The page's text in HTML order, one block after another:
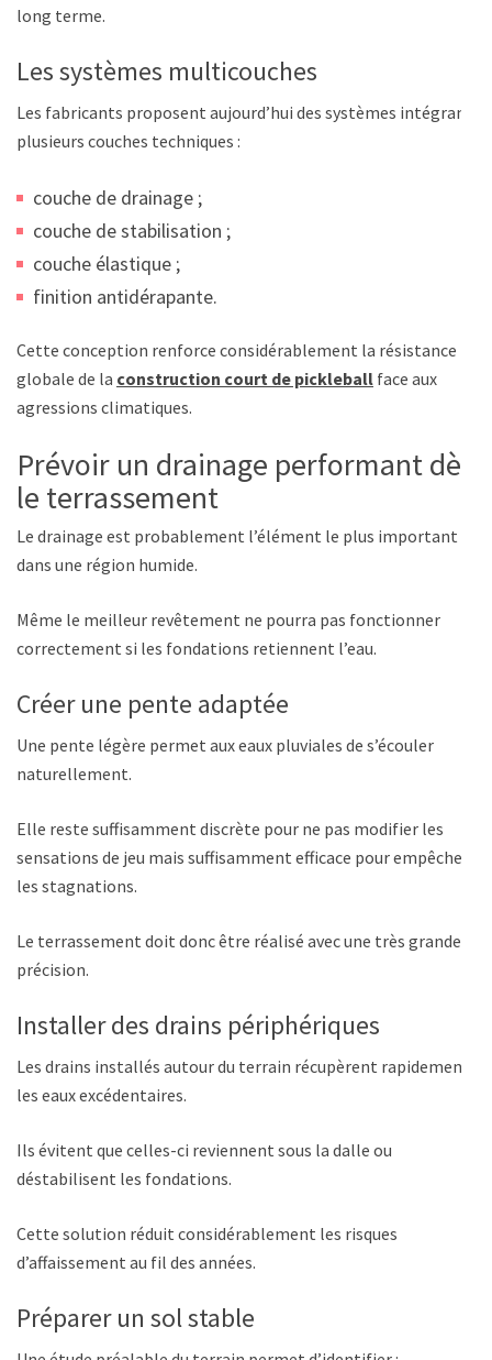
long terme.
Les systèmes multicouches
Les fabricants proposent aujourd’hui des systèmes intégrant
plusieurs couches techniques :
couche de drainage ;
couche de stabilisation ;
couche élastique ;
finition antidérapante.
Cette conception renforce considérablement la résistance
globale de la construction court de pickleball face aux
agressions climatiques.
Prévoir un drainage performant dès
le terrassement
Le drainage est probablement l’élément le plus important
dans une région humide.
Même le meilleur revêtement ne pourra pas fonctionner
correctement si les fondations retiennent l’eau.
Créer une pente adaptée
Une pente légère permet aux eaux pluviales de s’écouler
naturellement.
Elle reste suffisamment discrète pour ne pas modifier les
sensations de jeu mais suffisamment efficace pour empêcher
les stagnations.
Le terrassement doit donc être réalisé avec une très grande
précision.
Installer des drains périphériques
Les drains installés autour du terrain récupèrent rapidement
les eaux excédentaires.
Ils évitent que celles-ci reviennent sous la dalle ou
déstabilisent les fondations.
Cette solution réduit considérablement les risques
d’affaissement au fil des années.
Préparer un sol stable